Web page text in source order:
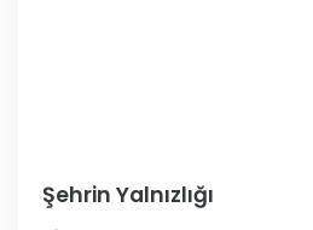
Şehrin Yalnızlığı